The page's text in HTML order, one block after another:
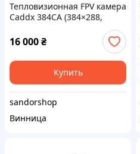
Тепловизионная FPV камера
Caddx 384CA (384×288,
оборудования
16 000₴
Купить
sandorshop
Винница